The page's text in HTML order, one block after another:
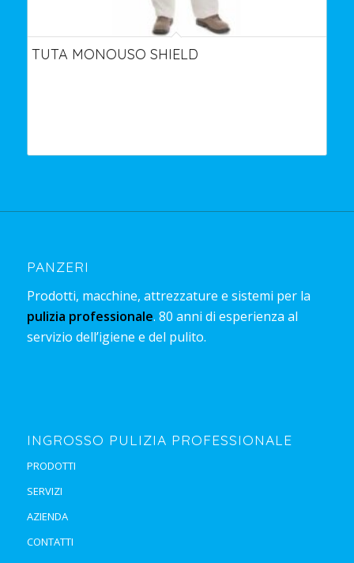
TUTA MONOUSO SHIELD
PANZERI
Prodotti, macchine, attrezzature e sistemi per la
pulizia professionale. 80 anni di esperienza al
servizio dell’igiene e del pulito.
INGROSSO PULIZIA PROFESSIONALE
PRODOTTI
SERVIZI
AZIENDA
CONTATTI